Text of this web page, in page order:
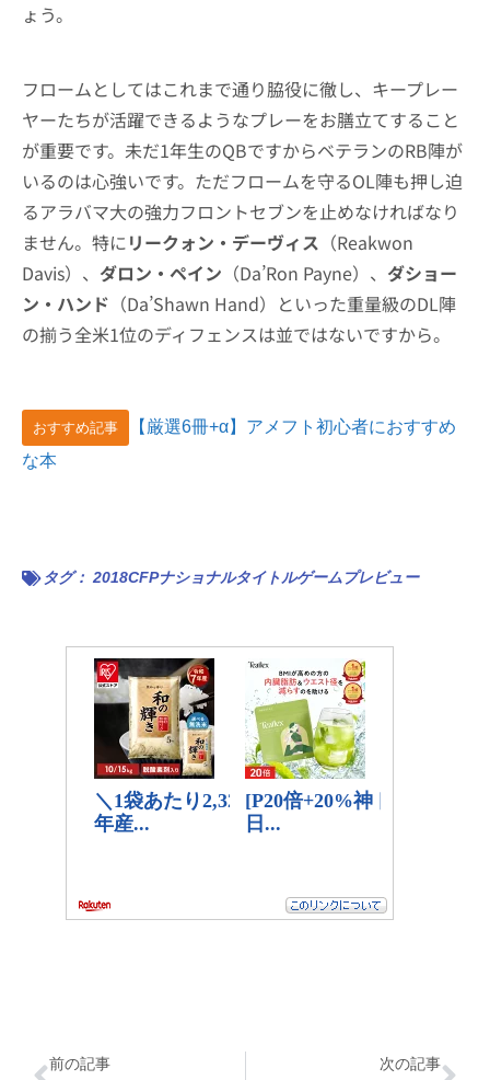
ょう。
フロームとしてはこれまで通り脇役に徹し、キープレー
ヤーたちが活躍できるようなプレーをお膳立てすること
が重要です。未だ1年生のQBですからベテランのRB陣が
いるのは心強いです。ただフロームを守るOL陣も押し迫
るアラバマ大の強力フロントセブンを止めなければなり
ません。特にリークォン・デーヴィス （Reakwon
Davis）、 ダロン・ペイン （Da’Ron Payne）、 ダショー
ン・ハンド （Da’Shawn Hand）といった重量級のDL陣
の揃う全米1位のディフェンスは並ではないですから。
おすすめ記事
【厳選6冊+α】アメフト初心者におすすめ
な本
タグ： 2018CFPナショナルタイトルゲームプレビュー
前の記事 次の記事